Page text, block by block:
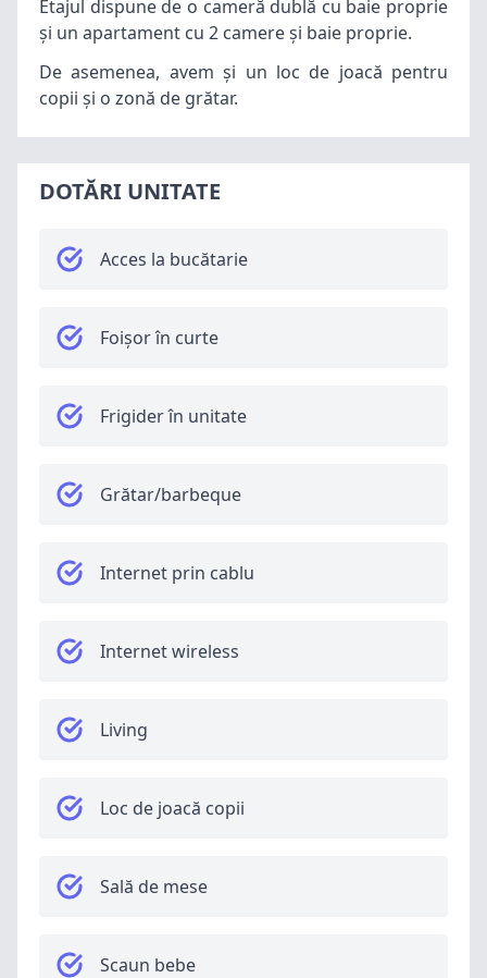
Etajul dispune de o cameră dublă cu baie proprie
și un apartament cu 2 camere și baie proprie.
De asemenea, avem și un loc de joacă pentru
copii și o zonă de grătar.
DOTĂRI UNITATE
Acces la bucătarie
Foișor în curte
Frigider în unitate
Grătar/barbeque
Internet prin cablu
Internet wireless
Living
Loc de joacă copii
Sală de mese
Scaun bebe